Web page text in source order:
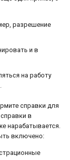
разрешение
и в
на работу
справки для
в
нарабатывается.
включено: